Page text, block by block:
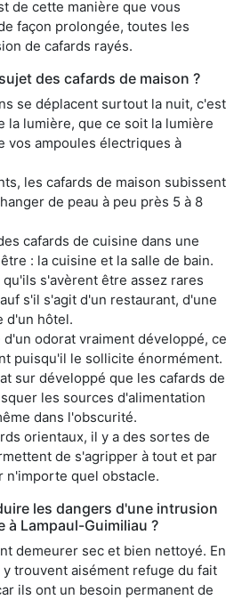
de cette manière que vous
façon prolongée, toutes les
de cafards rayés.
des cafards de maison ?
se déplacent surtout la nuit, c'est
la lumière, que ce soit la lumière
vos ampoules électriques à
les cafards de maison subissent
de peau à peu près 5 à 8
cafards de cuisine dans une
: la cuisine et la salle de bain.
s'avèrent être assez rares
s'il s'agit d'un restaurant, d'une
d'un hôtel.
odorat vraiment développé, ce
puisqu'il le sollicite énormément.
sur développé que les cafards de
les sources d'alimentation
dans l'obscurité.
orientaux, il y a des sortes de
de s'agripper à tout et par
n'importe quel obstacle.
les dangers d'une intrusion
à Lampaul-Guimiliau ?
demeurer sec et bien nettoyé. En
trouvent aisément refuge du fait
ils ont un besoin permanent de